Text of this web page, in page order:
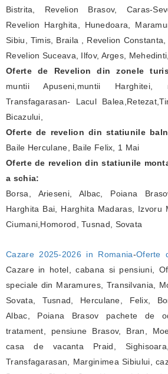
Bistrita, Revelion Brasov, Caras-
Revelion Harghita, Hunedoara,
Sibiu, Timis, Braila , Revelion
Revelion Suceava, Ilfov, Arges,
Oferte de Revelion din zonele
muntii Apuseni,muntii Harghitei,
Transfagarasan- Lacul
Bicazului,
Oferte de revelion din statiunile
Baile Herculane, Baile Felix, 1 Mai
Oferte de revelion din statiunile
a schia:
Borsa, Arieseni, Albac, Poiana
Harghita Bai, Harghita Madaras, Izvoru
Ciumani,Homorod, Tusnad, Sovata
Cazare 2025-2026 in Romania-Oferte
Cazare in hotel, cabana si pensiuni,
speciale din Maramures, Transilvania,
Sovata, Tusnad, Herculane, Felix,
Albac, Poiana Brasov pachete de
tratament, pensiune Brasov, Bran,
casa de vacanta Praid,
Transfagarasan, Marginimea Sibiului,